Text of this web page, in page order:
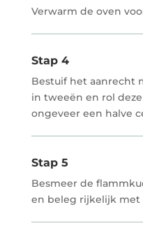
Verwarm de oven
Stap 4
Bestuif het aanrecht
in tweeën en rol
ongeveer een halve
Stap 5
Besmeer de
en beleg rijkelijk met